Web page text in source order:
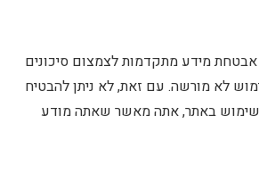
לצמצום סיכונים
עם זאת, לא ניתן להבטיח
אתה מאשר שאתה מודע